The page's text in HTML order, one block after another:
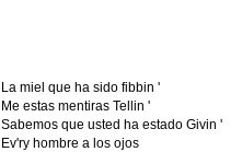
La miel que ha sido fibbin '
Me estas mentiras Tellin '
Sabemos que usted ha estado Givin '
Ev'ry hombre a los ojos